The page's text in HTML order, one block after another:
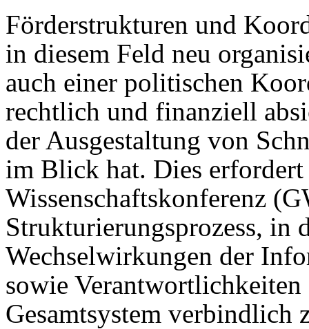
Förderstrukturen und
in diesem Feld neu
auch einer politischen
rechtlich und finanziell
der Ausgestaltung von
im Blick hat. Dies erfordert
Wissenschaftskonferenz
Strukturierungsprozess, in
Wechselwirkungen der
sowie
Gesamtsystem verbindlich